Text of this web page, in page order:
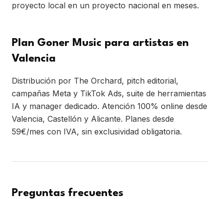
proyecto local en un proyecto nacional en meses.
Plan Goner Music para artistas en
Valencia
Distribución por The Orchard, pitch editorial,
campañas Meta y TikTok Ads, suite de herramientas
IA y manager dedicado. Atención 100% online desde
Valencia, Castellón y Alicante. Planes desde
59€/mes con IVA, sin exclusividad obligatoria.
Preguntas frecuentes